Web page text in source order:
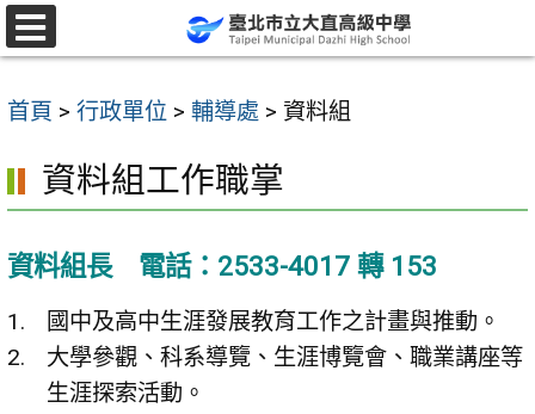
跳
至
要
容
首頁 > 行政單位 > 輔導處 > 資料組
資料組工作職掌
資料組長 電話：2533-4017 轉 153
國中及高中生涯發展教育工作之計畫與推動。
大學參觀、科系導覽、生涯博覽會、職業講座等
生涯探索活動。
選
單